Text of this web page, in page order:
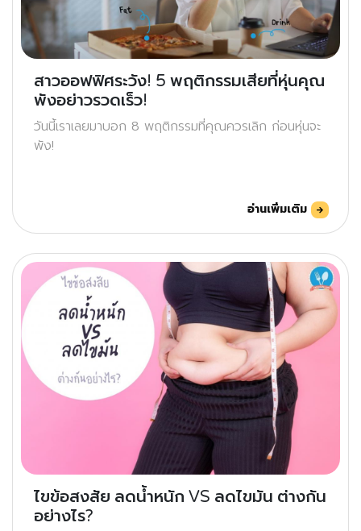
สาวออฟฟิศระวัง! 5 พฤติกรรมเสียที่หุ่นคุณ
พังอย่าวรวดเร็ว!
วันนี้เราเลยมาบอก 8 พฤติกรรมที่คุณควรเลิก ก่อนหุ่นจะ
พัง!
อ่านเพิ่มเติม
ไขข้อสงสัย ลดน้ำหนัก VS ลดไขมัน ต่างกัน
อย่างไร?